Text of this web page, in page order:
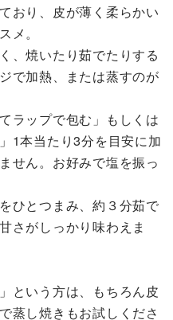
おり、皮が薄く柔らかい
メ。
、焼いたり茹でたりする
で加熱、または蒸すのが
ラップで包む」もしくは
1本当たり3分を目安に加
せん。お好みで塩を振っ
ひとつまみ、約３分茹で
さがしっかり味わえま
という方は、もちろん皮
蒸し焼きもお試しくださ